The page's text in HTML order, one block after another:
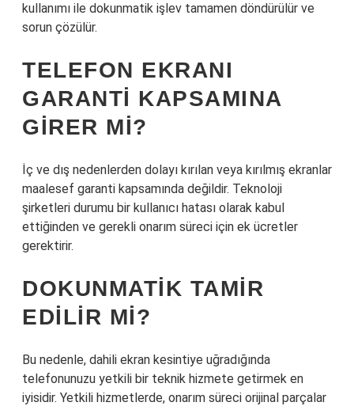
kullanımı ile dokunmatik işlev tamamen döndürülür ve
sorun çözülür.
TELEFON EKRANI
GARANTI KAPSAMINA
GIRER MI?
İç ve dış nedenlerden dolayı kırılan veya kırılmış ekranlar
maalesef garanti kapsamında değildir. Teknoloji
şirketleri durumu bir kullanıcı hatası olarak kabul
ettiğinden ve gerekli onarım süreci için ek ücretler
gerektirir.
DOKUNMATIK TAMIR
EDILIR MI?
Bu nedenle, dahili ekran kesintiye uğradığında
telefonunuzu yetkili bir teknik hizmete getirmek en
iyisidir. Yetkili hizmetlerde, onarım süreci orijinal parçalar